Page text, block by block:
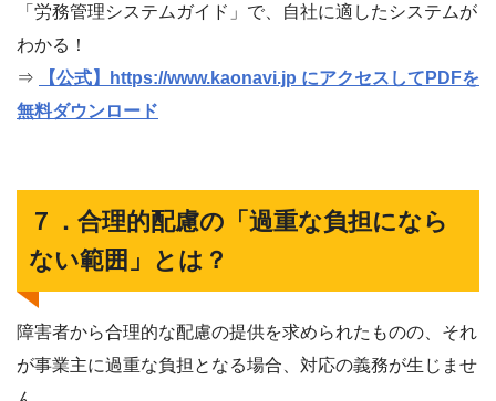
「労務管理システムガイド」で、自社に適したシステムが
わかる！
⇒
【公式】https://www.kaonavi.jp にアクセスしてPDFを
無料ダウンロード
７．合理的配慮の「過重な負担になら
ない範囲」とは？
障害者から合理的な配慮の提供を求められたものの、それ
が事業主に過重な負担となる場合、対応の義務が生じませ